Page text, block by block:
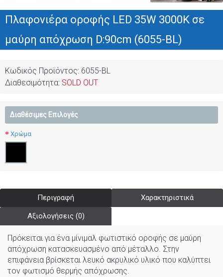
Πλαφονιέρα οροφής LED 35W 3000Κ σε
μαύρη απόχρωση D:90cm (6055-BL)
Κωδικός Προϊόντος: 6055-BL
Διαθεσιμότητα: SOLD OUT
Διαθέσιμες Επιλογές
Χρώμα
Περιγραφή Χαρακτηριστικά
Αξιολογήσεις (0)
Πρόκειται για ένα μίνιμαλ φωτιστικό οροφής σε μαύρη
απόχρωση κατασκευασμένο από μέταλλο. Στην
επιφάνεια βρίσκεται λευκό ακρυλικό υλικό που καλύπτει
τον φωτισμό θερμής απόχρωσης.